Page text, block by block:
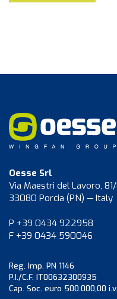
Oesse Srl
Via Maestri del Lavoro,
33080 Porcia (PN) — Italy
P +39 0434 922958
F +39 0434 590046
Reg. Imp. PN 1146
P.I./C.F. IT00632300935
Cap. Soc. euro 500.000,00 i.v.